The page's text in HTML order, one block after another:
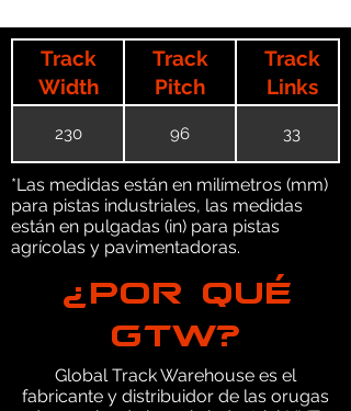
Track
Width
Track
Pitch
Track
Links
230 96 33
*Las medidas están en milímetros (mm)
para pistas industriales, las medidas
están en pulgadas (in) para pistas
agrícolas y pavimentadoras.
¿POR QUÉ
GTW?
Global Track Warehouse es el
fabricante y distribuidor de las orugas